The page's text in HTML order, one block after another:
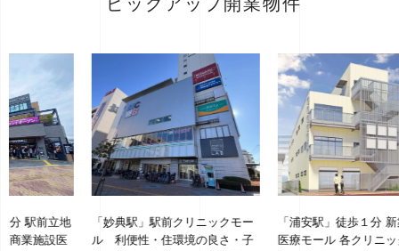
「妙典駅」駅前クリニックモー
ル 利便性・住環境の良さ・子
「浦安駅」徒歩１分 新築都市型
医療モール 各クリニック盛業